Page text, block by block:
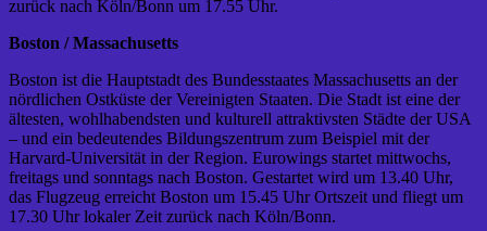
zurück nach Köln/Bonn um 17.55 Uhr.
Boston / Massachusetts
Boston ist die Hauptstadt des Bundesstaates Massachusetts an der
nördlichen Ostküste der Vereinigten Staaten. Die Stadt ist eine der
ältesten, wohlhabendsten und kulturell attraktivsten Städte der USA
– und ein bedeutendes Bildungszentrum zum Beispiel mit der
Harvard-Universität in der Region. Eurowings startet mittwochs,
freitags und sonntags nach Boston. Gestartet wird um 13.40 Uhr,
das Flugzeug erreicht Boston um 15.45 Uhr Ortszeit und fliegt um
17.30 Uhr lokaler Zeit zurück nach Köln/Bonn.